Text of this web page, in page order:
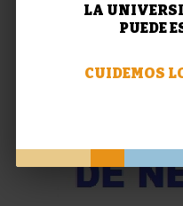
LA
PUEDE
CUIDEMOS